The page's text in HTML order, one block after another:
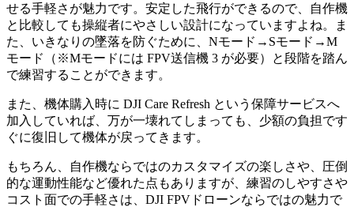
せる手軽さが魅力です。安定した飛行ができるので、自作機
と比較しても操縦者にやさしい設計になっていますよね。ま
た、いきなりの墜落を防ぐために、Nモード→Sモード→M
モード（※Mモードには FPV送信機 3 が必要）と段階を踏ん
で練習することができます。
また、機体購入時に DJI Care Refresh という保障サービスへ
加入していれば、万が一壊れてしまっても、少額の負担です
ぐに復旧して機体が戻ってきます。
もちろん、自作機ならではのカスタマイズの楽しさや、圧倒
的な運動性能など優れた点もありますが、練習のしやすさや
コスト面での手軽さは、DJI FPVドローンならではの魅力で